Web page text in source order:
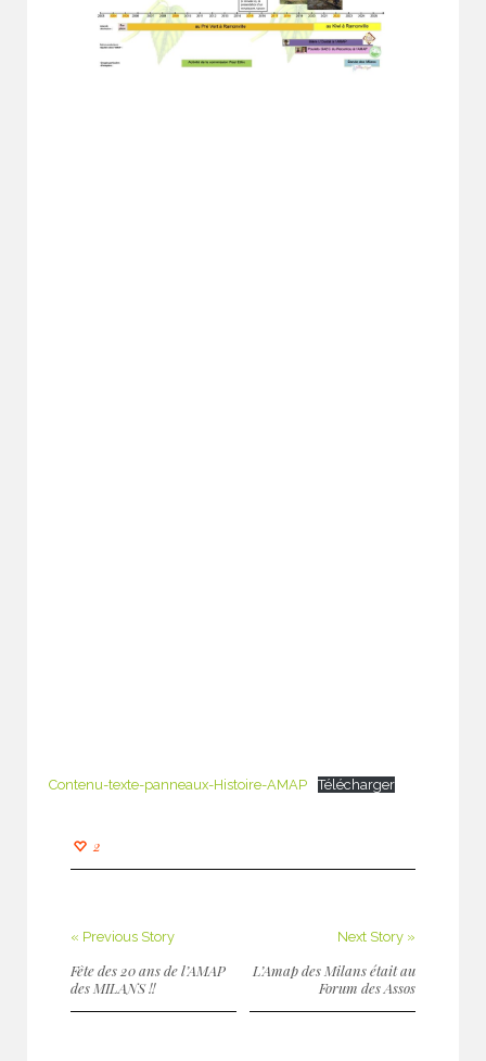
Contenu-texte-panneaux-Histoire-AMAP Télécharger
2
« Previous Story
Fête des 20 ans de l’AMAP
des MILANS !!
Next Story »
L’Amap des Milans était au
Forum des Assos